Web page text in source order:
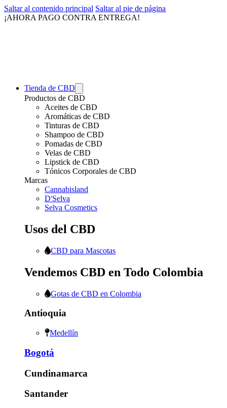
Saltar al contenido principal Saltar al pie de página
¡AHORA PAGO CONTRA ENTREGA!
Tienda de CBD
Productos de CBD
Aceites de CBD
Aromáticas de CBD
Tinturas de CBD
Shampoo de CBD
Pomadas de CBD
Velas de CBD
Lipstick de CBD
Tónicos Corporales de CBD
Marcas
Cannabisland
D'Selva
Selva Cosmetics
Usos del CBD
CBD para Mascotas
Vendemos CBD en Todo Colombia
Gotas de CBD en Colombia
Antioquia
Medellín
Bogotá
Cundinamarca
Santander